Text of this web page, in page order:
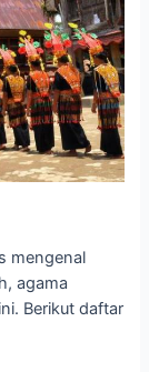
mengenal
agama
Berikut daftar